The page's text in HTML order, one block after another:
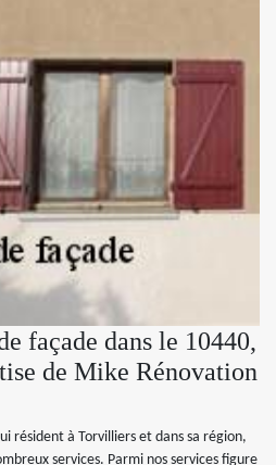
façade dans le 10440,
de Mike Rénovation
résident à Torvilliers et dans sa région,
services. Parmi nos services figure